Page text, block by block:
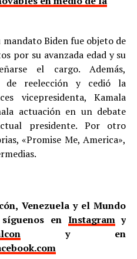
Biden fue objeto de
por su avanzada edad y su
el cargo. Además,
de reelección y cedió la
vicepresidenta, Kamala
actuación en un debate
presidente. Por otro
«Promise Me, America»,
Venezuela y el Mundo
síguenos en Instagramy
y en